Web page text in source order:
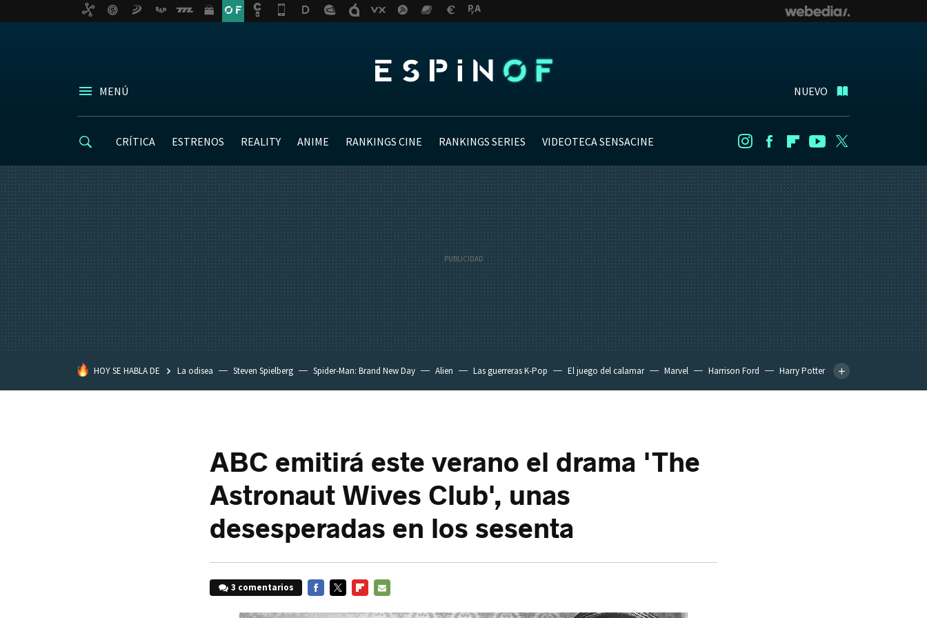
MENÚ NUEVO
CRÍTICA ESTRENOS REALITY ANIME RANKINGS CINE RANKINGS SERIES VIDEOTECA SENSACINE InstagramFacebookFlipboard
Youtube
HOY SE HABLA DE La odisea Steven Spielberg Spider-Man: Brand New Day Alien Las guerreras K-Pop El juego del calamar Marvel Harrison Ford
Harry Potter
ABC emitirá este verano el drama 'The
Astronaut Wives Club', unas
desesperadas en los sesenta
3 comentarios